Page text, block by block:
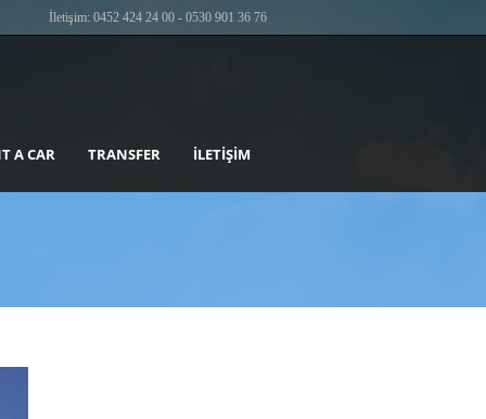
İletişim: 0452 424 24 00 - 0530 901 36 76
A CAR TRANSFER İLETIŞIM